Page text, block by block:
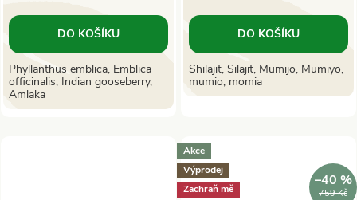
DO KOŠÍKU
Phyllanthus emblica, Emblica
officinalis, Indian gooseberry,
Amlaka
DO KOŠÍKU
Shilajit, Silajit, Mumijo, Mumiyo,
mumio, momia
Akce
Výprodej
Zachraň mě
759 Kč
–40 %